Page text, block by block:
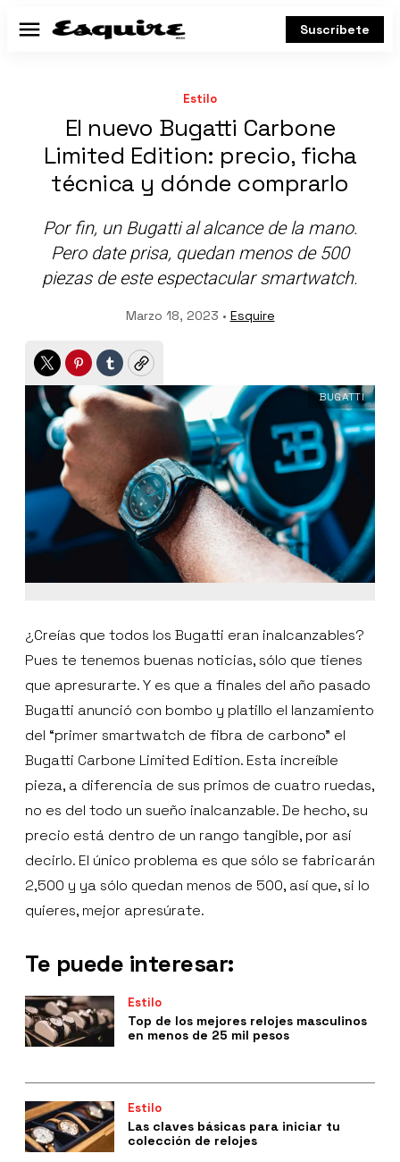
Menú Suscríbete
Estilo
El nuevo Bugatti Carbone
Limited Edition: precio, ficha
técnica y dónde comprarlo
Por fin, un Bugatti al alcance de la mano.
Pero date prisa, quedan menos de 500
piezas de este espectacular smartwatch.
Marzo 18, 2023 • Esquire
TwitterPinterest
TumblrCopy
BUGATTI
¿Creías que todos los Bugatti eran inalcanzables?
Pues te tenemos buenas noticias, sólo que tienes
que apresurarte. Y es que a finales del año pasado
Bugatti anunció con bombo y platillo el lanzamiento
del “primer smartwatch de fibra de carbono” el
Bugatti Carbone Limited Edition. Esta increíble
pieza, a diferencia de sus primos de cuatro ruedas,
no es del todo un sueño inalcanzable. De hecho, su
precio está dentro de un rango tangible, por así
decirlo. El único problema es que sólo se fabricarán
2,500 y ya sólo quedan menos de 500, así que, si lo
quieres, mejor apresúrate.
Te puede interesar:
Estilo
Top de los mejores relojes masculinos
en menos de 25 mil pesos
Estilo
Las claves básicas para iniciar tu
colección de relojes